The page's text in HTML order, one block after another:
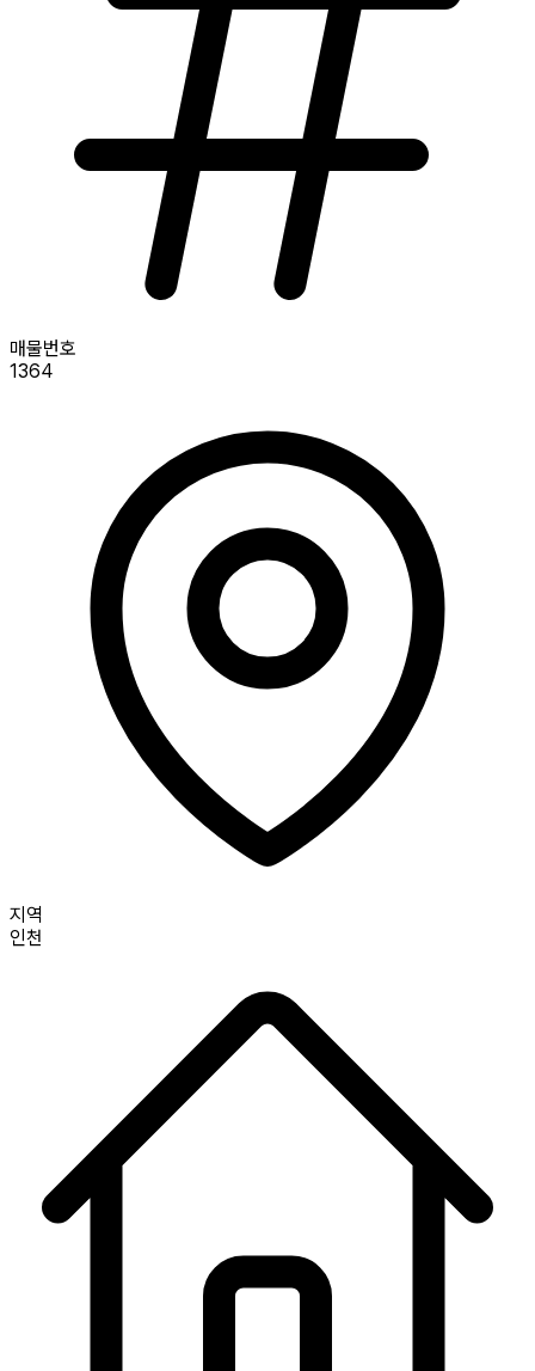
매물번호
1364
지역
인천